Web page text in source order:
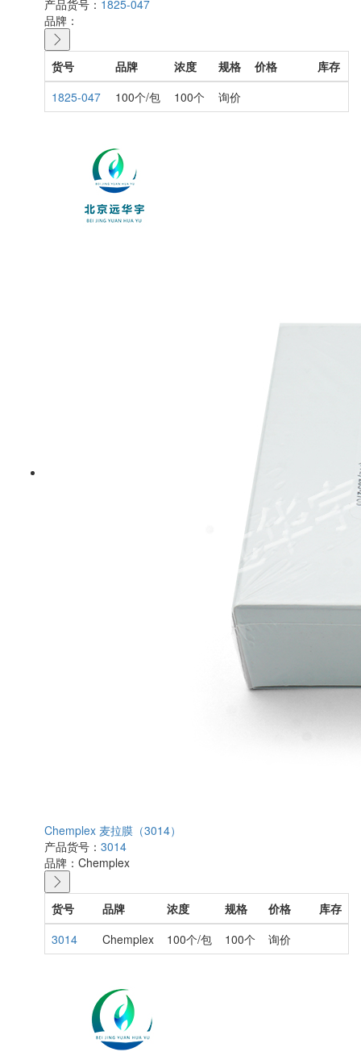
产品货号： 1825-047
品牌：
货号 品牌 浓度 规格 价格
库存
1825-047
100个/包 100个 询价
Chemplex 麦拉膜（3014）
产品货号： 3014
品牌： Chemplex
货号 品牌 浓度 规格 价格
库存
3014
Chemplex 100个/包 100个 询价